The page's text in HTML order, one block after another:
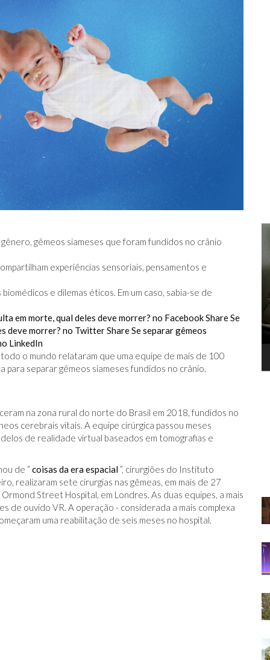
gêmeos siameses que foram fundidos no crânio
experiências sensoriais, pensamentos e
e dilemas éticos. Em um caso, sabia-se de
em morte, qual deles deve morrer? no FacebookShare Se
deve morrer? no TwitterShare Se separar gêmeos
LinkedIn
o mundo relataram que uma equipe de mais de 100
para separar gêmeos siameses fundidos no crânio.
na zona rural do norte do Brasil em 2018, fundidos no
cerebrais vitais. A equipe cirúrgica passou meses
de realidade virtual baseados em tomografias e
de “coisas da era espacial”, cirurgiões do Instituto
realizaram sete cirurgias nas gêmeas, em mais de 27
Street Hospital, em Londres. As duas equipes, a mais
de ouvido VR. A operação - considerada a mais complexa
uma reabilitação de seis meses no hospital.
TEORIA DA CONSPIRAÇÃO